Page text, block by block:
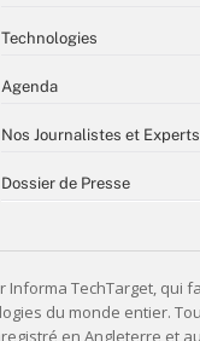
Technologies
Agenda
Nos Journalistes et Experts
Dossier de Presse